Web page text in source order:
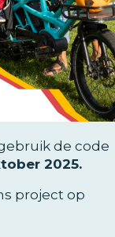
jou!
in elkaar.
50%
de code
2025.
project op